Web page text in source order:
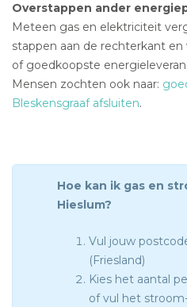
Overstappen ander
Meteen gas en elektriciteit
stappen aan de rechterkant
of goedkoopste
Mensen zochten ook naar:
Bleskensgraaf afsluiten.
Hoe kan ik gas en
Hieslum?
Vul jouw
(Friesland)
Kies het aantal
of vul het